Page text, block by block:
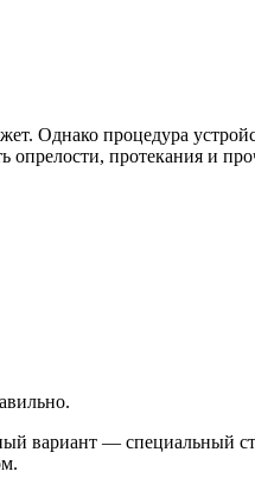
Однако процедура
опрелости, протекания и
вариант — специальный